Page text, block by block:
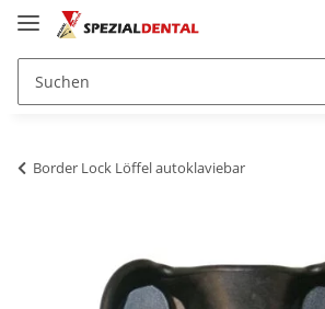
Border Lock Löffel autoklaviebar